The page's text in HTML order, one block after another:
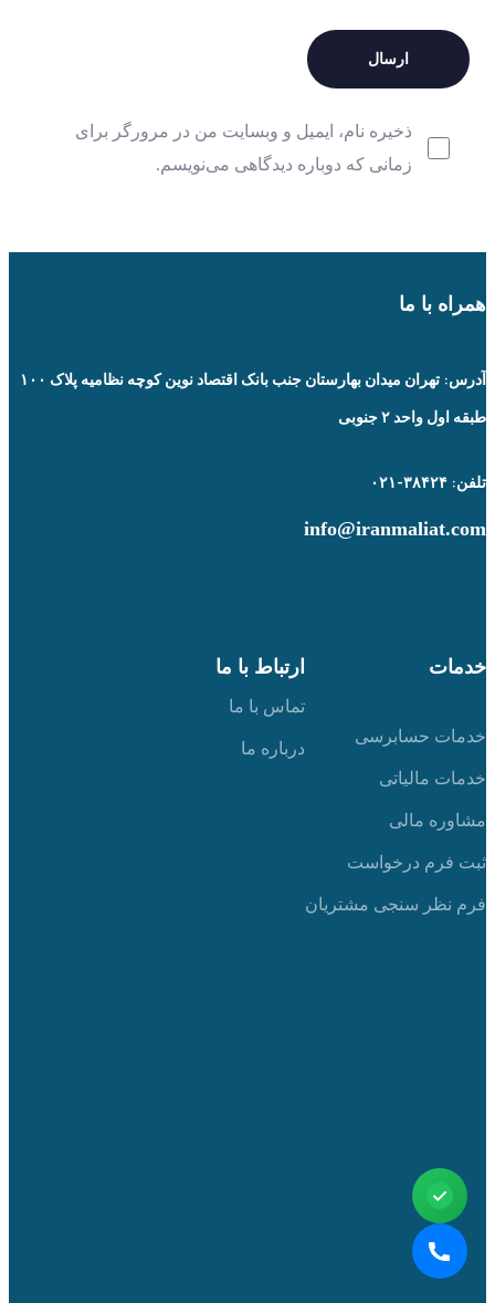
ذخیره نام، ایمیل و وبسایت من در مرورگر برای
زمانی که دوباره دیدگاهی می‌نویسم.
همراه با ما
آدرس: تهران میدان بهارستان جنب بانک اقتصاد نوین کوچه نظامیه پلاک ۱۰۰
طبقه اول واحد ۲ جنوبی
تلفن: ۳۸۴۲۴-۰۲۱
info@iranmaliat.com
خدمات
خدمات حسابرسی
خدمات مالیاتی
مشاوره مالی
ثبت فرم درخواست
فرم نظر سنجی مشتریان
ارتباط با ما
تماس با ما
درباره ما